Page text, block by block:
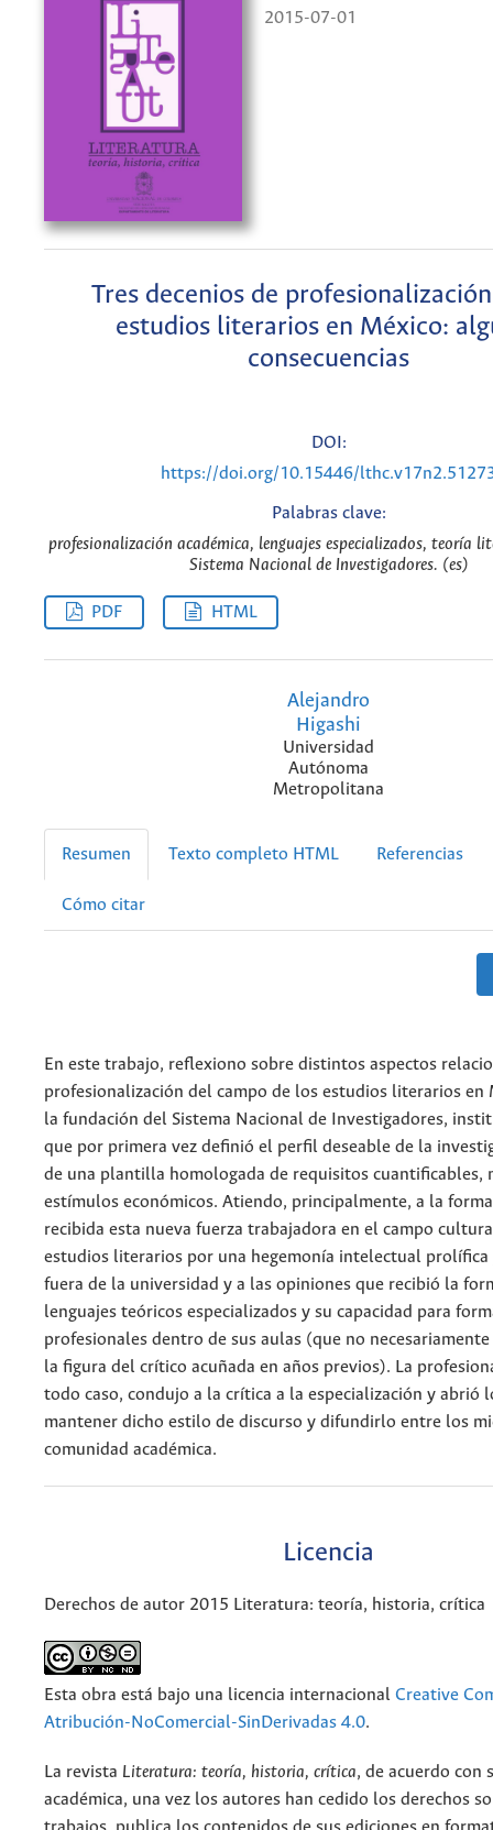
2015-07-01
Tres decenios de
estudios literarios en México:
consecuencias
DOI:
https://doi.org/10.15446/
Palabras clave:
profesionalización académica, lenguajes especializados, teoría
Sistema Nacional de Investigadores. (es)
PDF HTML
Alejandro
Higashi
Universidad
Autónoma
Metropolitana
Resumen Texto completo HTML Referencias
Cómo citar
En este trabajo, reflexiono sobre distintos aspectos
profesionalización del campo de los estudios literarios en
la fundación del Sistema Nacional de Investigadores,
que por primera vez definió el perfil deseable de la
de una plantilla homologada de requisitos cuantificables,
estímulos económicos. Atiendo, principalmente, a la
recibida esta nueva fuerza trabajadora en el campo
estudios literarios por una hegemonía intelectual prolífica
fuera de la universidad y a las opiniones que recibió la
lenguajes teóricos especializados y su capacidad para
profesionales dentro de sus aulas (que no
la figura del crítico acuñada en años previos). La
todo caso, condujo a la crítica a la especialización y abrió
mantener dicho estilo de discurso y difundirlo entre los
comunidad académica.
Licencia
Derechos de autor 2015 Literatura: teoría, historia, crítica
Esta obra está bajo una licencia internacional Creative
Atribución-NoComercial-SinDerivadas 4.0.
La revista Literatura: teoría, historia, crítica, de acuerdo con
académica, una vez los autores han cedido los derechos